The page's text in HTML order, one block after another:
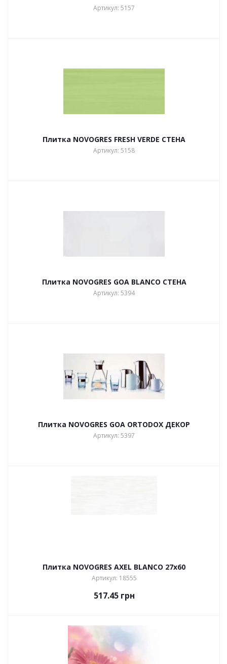
Артикул: 5157
Плитка NOVOGRES FRESH VERDE СТЕНА
Артикул: 5158
Плитка NOVOGRES GOA BLANCO СТЕНА
Артикул: 5394
Плитка NOVOGRES GOA ORTODOX ДЕКОР
Артикул: 5397
Плитка NOVOGRES AXEL BLANCO 27х60
Артикул: 18555
517.45грн